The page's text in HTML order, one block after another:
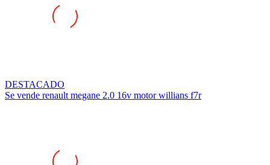
Se vende renault megane 2.0 16v motor willians f7r